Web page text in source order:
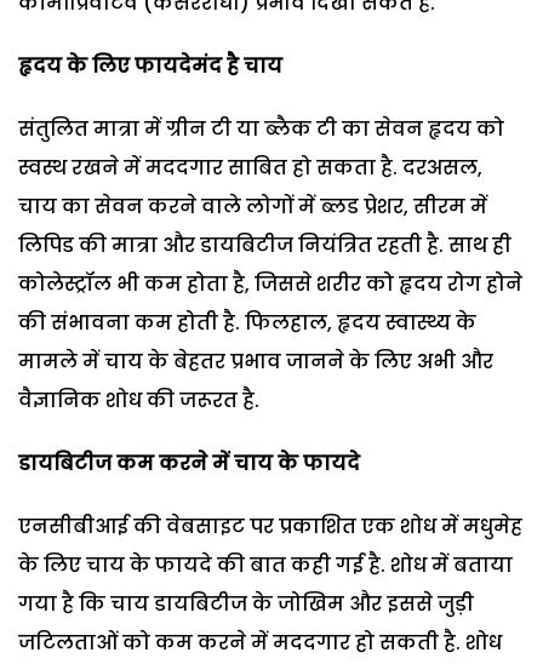
हृदय के लिए फायदेमंद है चाय
संतुलित मात्रा में ग्रीन टी या ब्लैक टी का सेवन हृदय को
स्वस्थ रखने में मददगार साबित हो सकता है. दरअसल,
चाय का सेवन करने वाले लोगों में ब्लड प्रेशर, सीरम में
लिपिड की मात्रा और डायबिटीज नियंत्रित रहती है. साथ ही
कोलेस्ट्रॉल भी कम होता है, जिससे शरीर को हृदय रोग होने
की संभावना कम होती है. फिलहाल, हृदय स्वास्थ्य के
मामले में चाय के बेहतर प्रभाव जानने के लिए अभी और
वैज्ञानिक शोध की जरूरत है.
डायबिटीज कम करने में चाय के फायदे
एनसीबीआई की वेबसाइट पर प्रकाशित एक शोध में मधुमेह
के लिए चाय के फायदे की बात कही गई है. शोध में बताया
गया है कि चाय डायबिटीज के जोखिम और इससे जुड़ी
जटिलताओं को कम करने में मददगार हो सकती है. शोध